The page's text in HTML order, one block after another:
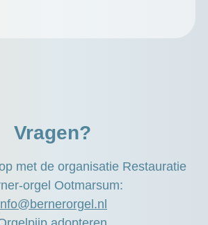
Vragen?
met de organisatie Restauratie
orgel Ootmarsum: